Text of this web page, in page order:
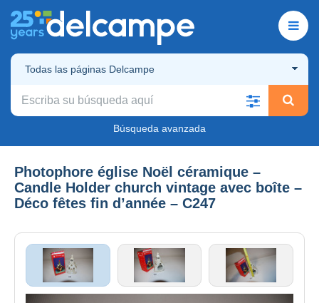
Todas las páginas Delcampe
Búsqueda avanzada
Photophore église Noël céramique –
Candle Holder church vintage avec boîte –
Déco fêtes fin d’année – C247